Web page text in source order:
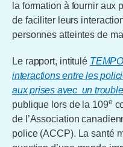
la formation à fournir aux
de faciliter leurs
personnes atteintes de
Le rapport, intitulé
interactions entre les
aux prises avec un
publique lors de la 109e
de l’Association
police (ACCP). La santé